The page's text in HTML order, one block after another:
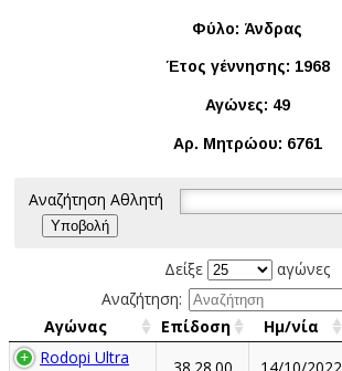
Φύλο: Άνδρας
Έτος γέννησης: 1968
Αγώνες: 49
Αρ. Μητρώου: 6761
Αναζήτηση Αθλητή
Δείξε
αγώνες
Αναζήτηση:
Αγώνας
Επίδοση Ημ/νία
Rodopi Ultra